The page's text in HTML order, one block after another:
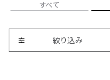
すべて
絞り込み